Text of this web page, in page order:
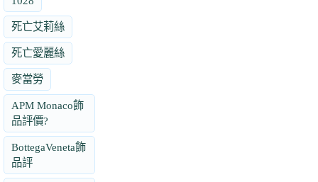
死亡艾莉絲
死亡愛麗絲
麥當勞
APM Monaco飾
品評價?
BottegaVeneta飾
品評